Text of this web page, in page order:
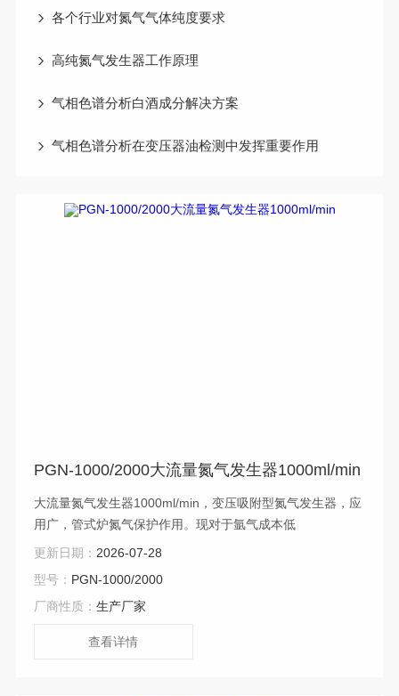
各个行业对氮气气体纯度要求
高纯氮气发生器工作原理
气相色谱分析白酒成分解决方案
气相色谱分析在变压器油检测中发挥重要作用
PGN-1000/2000大流量氮气发生器1000ml/min
大流量氮气发生器1000ml/min，变压吸附型氮气发生器，应
用广，管式炉氮气保护作用。现对于氩气成本低
更新日期： 2026-07-28
型号： PGN-1000/2000
厂商性质： 生产厂家
查看详情